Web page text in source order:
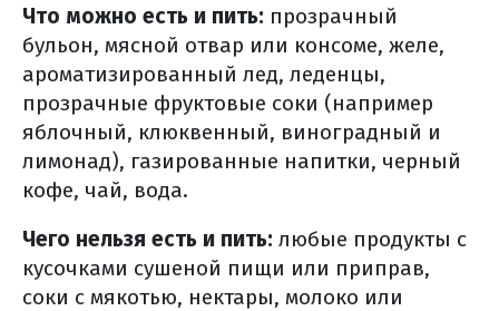
Что можно есть и пить: прозрачный
бульон, мясной отвар или консоме, желе,
ароматизированный лед, леденцы,
прозрачные фруктовые соки (например
яблочный, клюквенный, виноградный и
лимонад), газированные напитки, черный
кофе, чай, вода.
Чего нельзя есть и пить: любые продукты с
кусочками сушеной пищи или приправ,
соки с мякотью, нектары, молоко или